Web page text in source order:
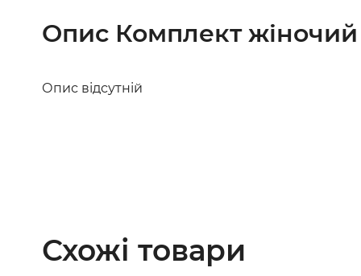
Опис Комплект жіночий
Опис відсутній
Схожі товари